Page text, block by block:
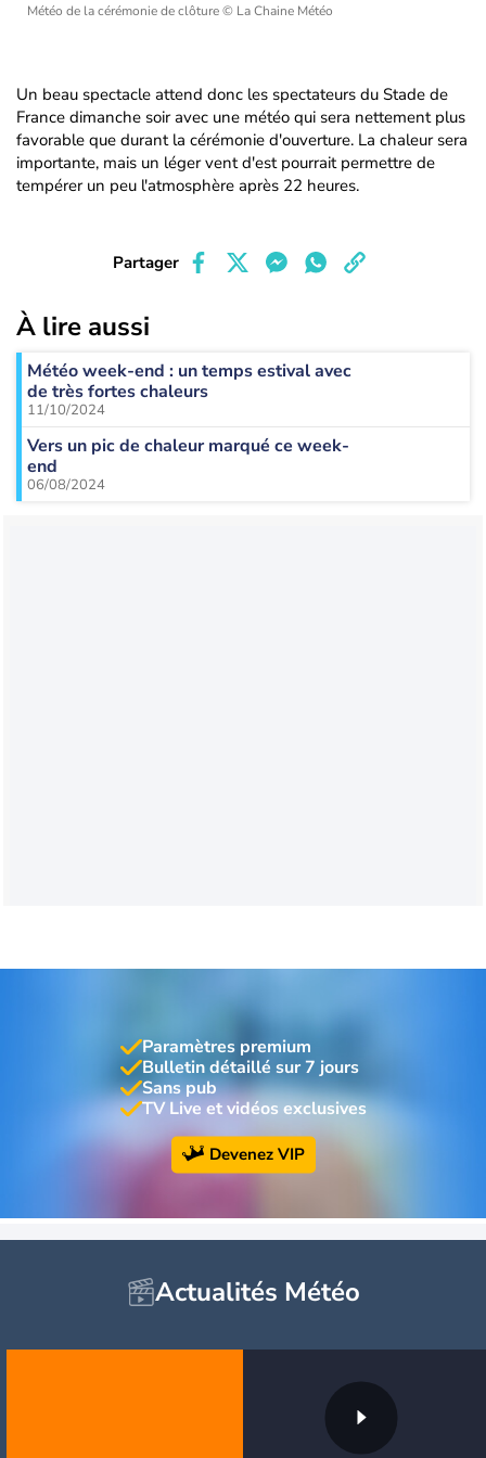
Météo de la cérémonie de clôture© La Chaine Météo
Un beau spectacle attend donc les spectateurs du Stade de
France dimanche soir avec une météo qui sera nettement plus
favorable que durant la cérémonie d'ouverture. La chaleur sera
importante, mais un léger vent d'est pourrait permettre de
tempérer un peu l'atmosphère après 22 heures.
Partager
À lire aussi
Météo week-end : un temps estival avec
de très fortes chaleurs
11/10/2024
Vers un pic de chaleur marqué ce week-
end
06/08/2024
Paramètres premium
Bulletin détaillé sur 7 jours
Sans pub
TV Live et vidéos exclusives
Devenez VIP
Actualités Météo